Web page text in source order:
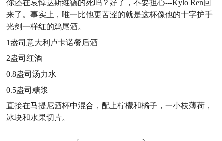
你还在哀悼达斯维德的死吗？好了，不要担心---Kylo Ren回
来了。事实上，唯一比他更苦涩的就是这杯像他的十字护手
光剑一样红的鸡尾酒。
1盎司意大利卢卡诺餐后酒
2盎司红酒
0.8盎司汤力水
0.5盎司糖浆
直接在马提尼酒杯中混合，配上柠檬和橘子，一小枝薄荷，
冰块和水果切片。